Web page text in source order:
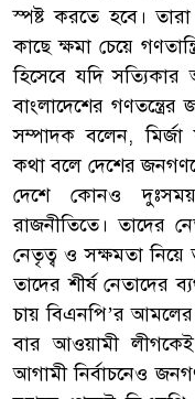
স্পষ্ট করতে হবে।
কাছে ক্ষমা চেয়ে
হিসেবে যদি সত্যিকার
বাংলাদেশের
সম্পাদক বলেন,
কথা বলে দেশের
দেশে কোনও
রাজনীতিতে। তাদের
নেতৃত্ব ও সক্ষমতা নিয়ে
তাদের শীর্ষ নেতাদের
চায় বিএনপি’র
বার আওয়ামী
আগামী নির্বাচনেও